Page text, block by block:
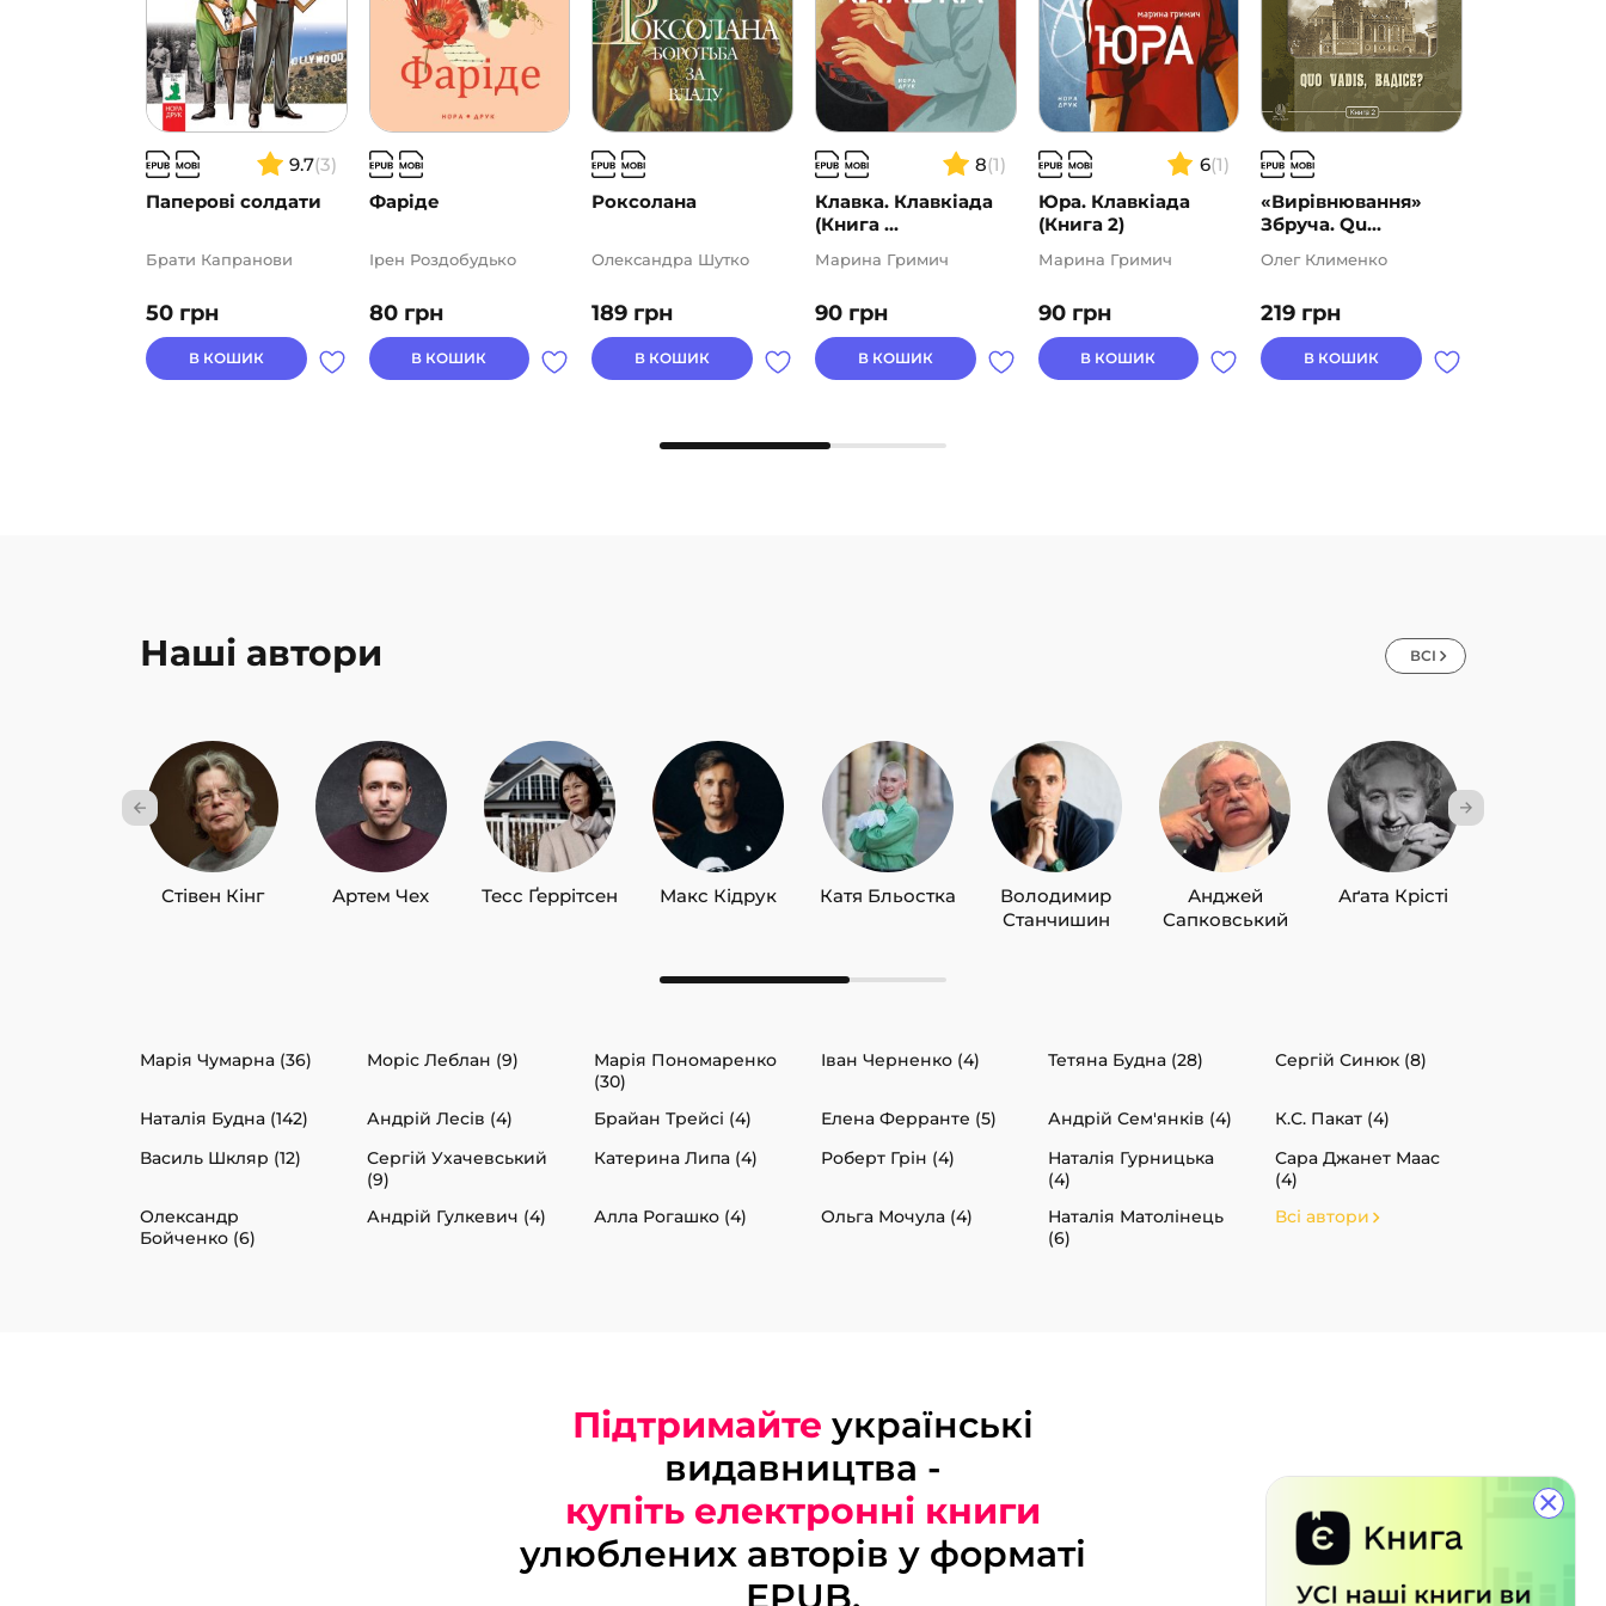
×
9.7(3)
Паперові солдати
50 грн
Брати Капранови
В КОШИК
Фаріде
80 грн
Ірен Роздобудько
В КОШИК
Роксолана
189 грн
Олександра Шутко
В КОШИК
8(1)
Клавка. Клавкіада
(Книга ...
90 грн
Марина Гримич
В КОШИК
6(1)
Юра. Клавкіада
(Книга 2)
90 грн
Марина Гримич
В КОШИК
«Вирівнювання»
Збруча. Qu...
219 грн
Олег Клименко
В КОШИК
Наші автори ВСІ
Стівен Кінг Артем Чех Тесс Ґеррітсен Макс Кідрук Катя Бльостка
Володимир
Станчишин
Анджей
Сапковський
Аґата Крісті
Марія Чумарна (36) Моріс Леблан (9)
Марія Пономаренко
(30)
Іван Черненко (4) Тетяна Будна (28) Сергій Синюк (8)
Наталія Будна (142) Андрій Лесів (4) Брайан Трейсі (4) Елена Ферранте (5) Андрій Сем'янків (4)
К.С. Пакат (4)
Василь Шкляр (12)
Сергій Ухачевський
(9)
Катерина Липа (4) Роберт Грін (4)
Наталія Гурницька
(4)
Сара Джанет Маас
(4)
Олександр
Бойченко (6)
Андрій Гулкевич (4) Алла Рогашко (4) Ольга Мочула (4)
Наталія Матолінець
(6)
Всі автори
Підтримайте українські
видавництва -
купіть електронні книги
улюблених авторів у форматі
EPUB.